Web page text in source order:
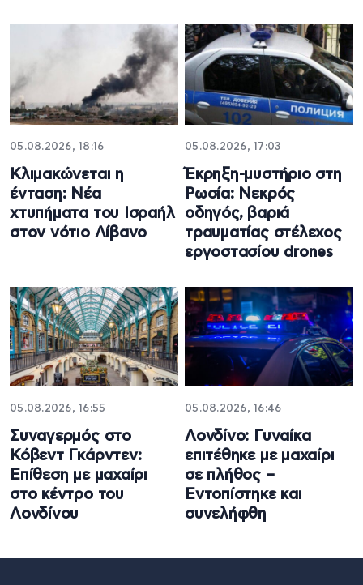
05.08.2026, 18:16
Κλιμακώνεται η
ένταση: Νέα
χτυπήματα του Ισραήλ
στον νότιο Λίβανο
05.08.2026, 17:03
Έκρηξη-μυστήριο στη
Ρωσία: Νεκρός
οδηγός, βαριά
τραυματίας στέλεχος
εργοστασίου drones
05.08.2026, 16:55
Συναγερμός στο
Κόβεντ Γκάρντεν:
Επίθεση με μαχαίρι
στο κέντρο του
Λονδίνου
05.08.2026, 16:46
Λονδίνο: Γυναίκα
επιτέθηκε με μαχαίρι
σε πλήθος –
Εντοπίστηκε και
συνελήφθη